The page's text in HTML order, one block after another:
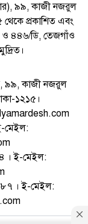
৯৯, কাজী নজরুল
থেকে প্রকাশিত এবং
ও ৪৪৬/ডি, তেজগাঁও
৯৯, কাজী নজরুল
১২১৫।
মেইল:
। ই-মেইল:
। ই-মেইল: